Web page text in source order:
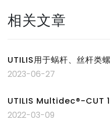
相关文章
UTILIS用于蜗杆、丝杆类
2023-06-27
UTILIS Multidec®-CUT
2022-03-09